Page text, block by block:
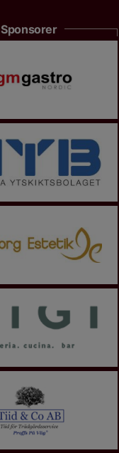
Sponsorer